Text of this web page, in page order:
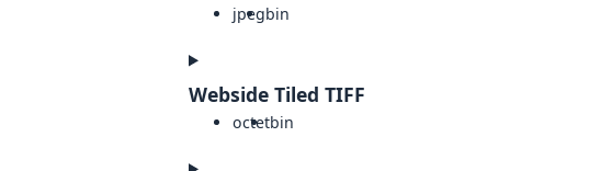
jpegbin
Webside Tiled TIFF
octetbin